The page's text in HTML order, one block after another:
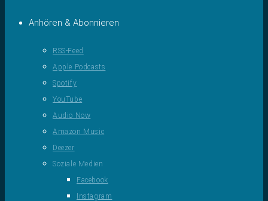
Anhören & Abonnieren
RSS-Feed
Apple Podcasts
Spotify
YouTube
Audio Now
Amazon Music
Deezer
Soziale Medien
Facebook
Instagram